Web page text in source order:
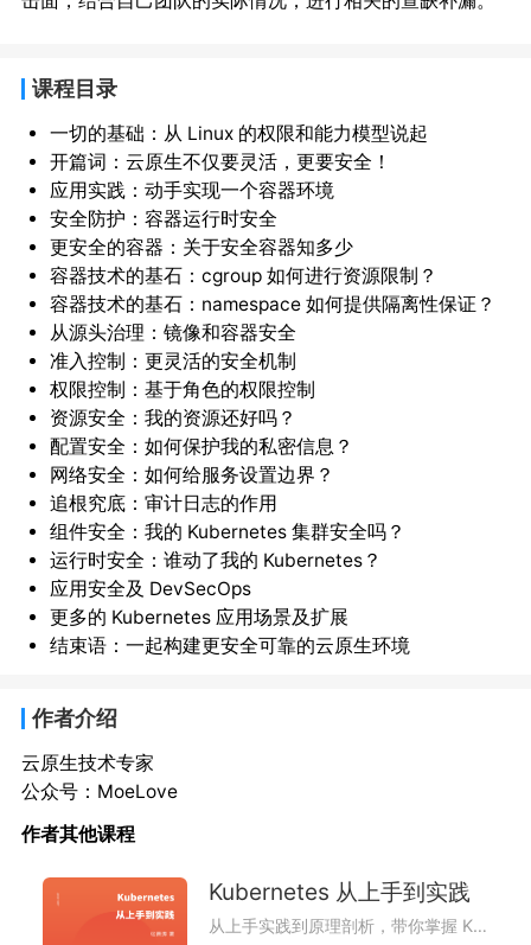
课程目录
一切的基础：从 Linux 的权限和能力模型说起
开篇词：云原生不仅要灵活，更要安全！
应用实践：动手实现一个容器环境
安全防护：容器运行时安全
更安全的容器：关于安全容器知多少
容器技术的基石：cgroup 如何进行资源限制？
容器技术的基石：namespace 如何提供隔离性保证？
从源头治理：镜像和容器安全
准入控制：更灵活的安全机制
权限控制：基于角色的权限控制
资源安全：我的资源还好吗？
配置安全：如何保护我的私密信息？
网络安全：如何给服务设置边界？
追根究底：审计日志的作用
组件安全：我的 Kubernetes 集群安全吗？
运行时安全：谁动了我的 Kubernetes？
应用安全及 DevSecOps
更多的 Kubernetes 应用场景及扩展
结束语：一起构建更安全可靠的云原生环境
作者介绍
云原生技术专家
公众号：MoeLove
作者其他课程
Kubernetes 从上手到实践
从上手实践到原理剖析，带你掌握 Kubernetes 必备技能。